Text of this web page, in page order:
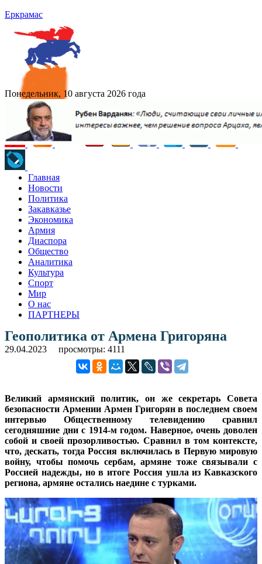
Еркрамас
Понедельник, 10 августа 2026 года
Главная
Новости
Политика
Закавказье
Экономика
Армия
Диаспора
Общество
Аналитика
Культура
Спорт
Мир
О нас
ПАРТНЕРЫ
Геополитика от Армена Григоряна
29.04.2023 просмотры: 4111
Великий армянский политик, он же секретарь Совета
безопасности Армении Армен Григорян в последнем своем
интервью Общественному телевидению сравнил
сегодняшние дни с 1914-м годом. Наверное, очень доволен
собой и своей прозорливостью. Сравнил в том контексте,
что, дескать, тогда Россия включилась в Первую мировую
войну, чтобы помочь сербам, армяне тоже связывали с
Россией надежды, но в итоге Россия ушла из Кавказского
региона, армяне остались наедине с турками.